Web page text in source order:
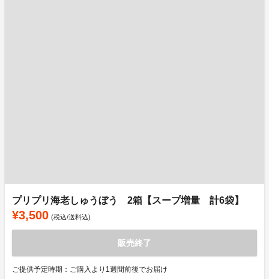
プリプリ海老しゅうぼう 2箱【スープ増量 計6袋】
¥3,500 (税込/送料込)
販売終了
ご提供予定時期：ご購入より1週間前後でお届け